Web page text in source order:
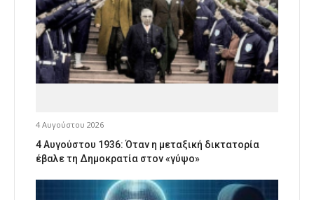
4 Αυγούστου 2026
4 Αυγούστου 1936: Όταν η μεταξική δικτατορία
έβαλε τη Δημοκρατία στον «γύψο»